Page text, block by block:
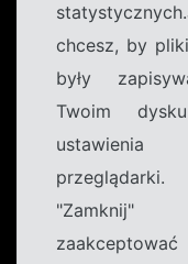
chcesz, by
były
Twoim
ustawienia